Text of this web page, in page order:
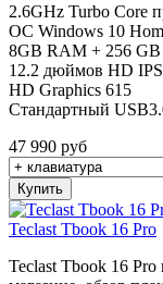
2.6GHz Turbo Core
ОС Windows 10
8GB RAM + 256 GB
12.2 дюймов HD
HD Graphics 615
Стандартный
47 990 руб
Купить
Teclast Tbook 16 Pro
Teclast Tbook 16